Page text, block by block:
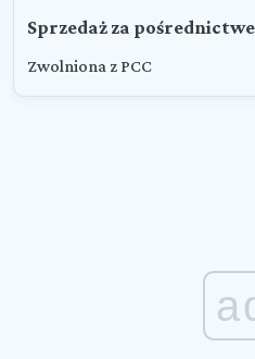
Sprzedaż za
Zwolniona z PCC